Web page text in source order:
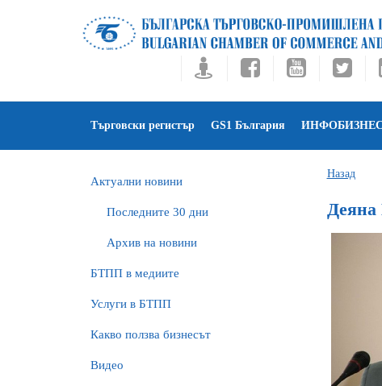
Търговски регистър GS1 България ИНФОБИЗНЕС
Актуални новини
Последните 30 дни
Архив на новини
БTПП в медиите
Услуги в БТПП
Какво ползва бизнесът
Видео
Назад
Деяна